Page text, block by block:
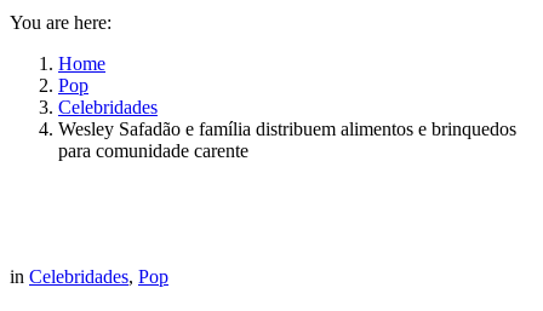
You are here:
Home
Pop
Celebridades
Wesley Safadão e família distribuem alimentos e brinquedos
para comunidade carente
in Celebridades, Pop